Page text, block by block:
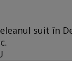
suit în